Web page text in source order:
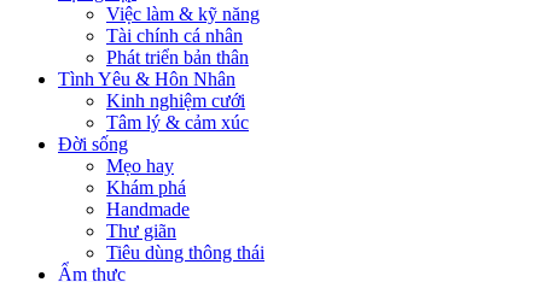
Việc làm & kỹ năng
Tài chính cá nhân
Phát triển bản thân
Tình Yêu & Hôn Nhân
Kinh nghiệm cưới
Tâm lý & cảm xúc
Đời sống
Mẹo hay
Khám phá
Handmade
Thư giãn
Tiêu dùng thông thái
Ẩm thực